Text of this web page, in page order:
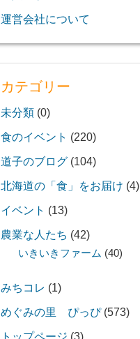
運営会社について
カテゴリー
未分類 (0)
食のイベント (220)
道子のブログ (104)
北海道の「食」をお届け (4)
イベント (13)
農業な人たち (42)
いきいきファーム (40)
みちコレ (1)
めぐみの里 ぴっぴ(573)
トップページ (3)